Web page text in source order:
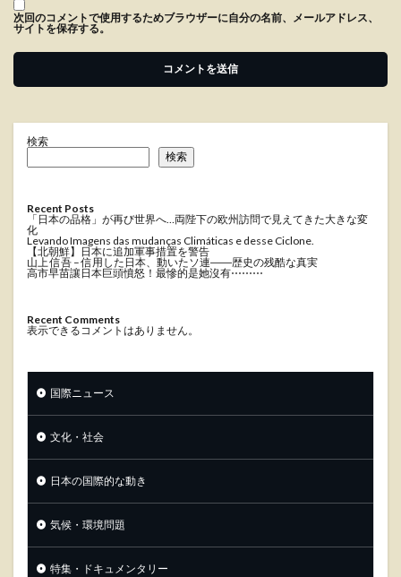
次回のコメントで使用するためブラウザーに自分の名前、メールアドレス、
サイトを保存する。
検索
検索
Recent Posts
「日本の品格」が再び世界へ…両陛下の欧州訪問で見えてきた大きな変
化
Levando Imagens das mudanças Climáticas e desse Ciclone.
【北朝鮮】日本に追加軍事措置を警告
山上 信吾 – 信用した日本、動いたソ連――歴史の残酷な真実
高市早苗讓日本巨頭憤怒！最慘的是她沒有⋯⋯⋯
Recent Comments
表示できるコメントはありません。
国際ニュース
文化・社会
日本の国際的な動き
気候・環境問題
特集・ドキュメンタリー